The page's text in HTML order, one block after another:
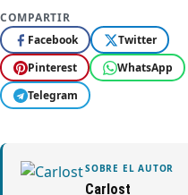
COMPARTIR
Facebook
Twitter
Pinterest
WhatsApp
Telegram
SOBRE EL AUTOR
Carlost